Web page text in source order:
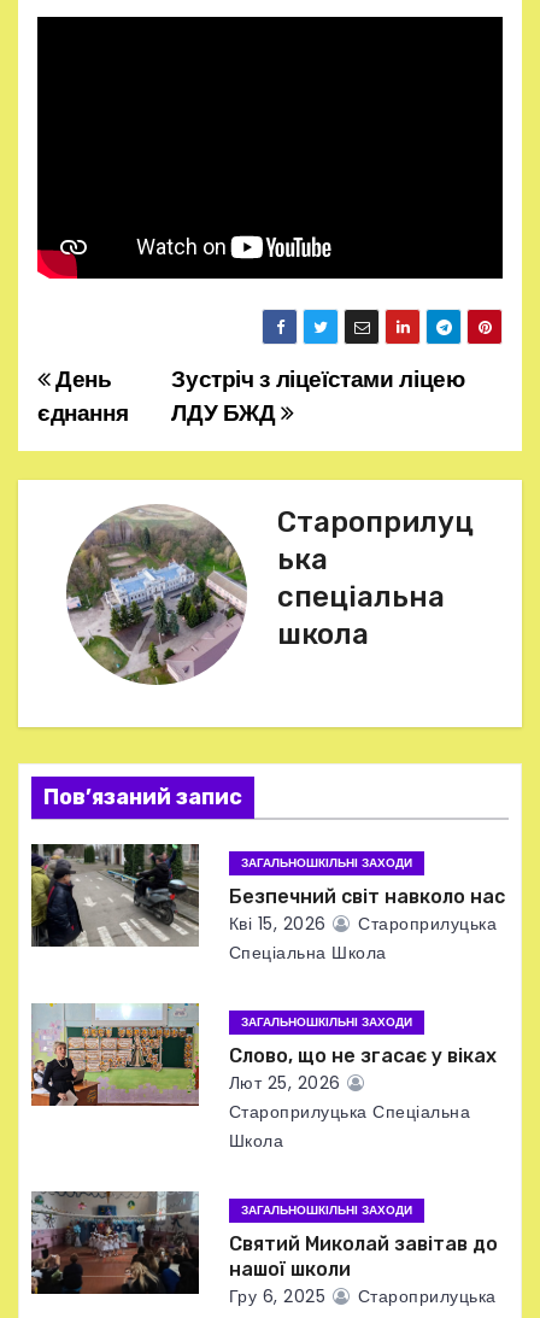
Н
а
в
і
я
з
а
п
и
с
і
Зустріч з ліцеїстами ліцею
ЛДУ БЖД
День
єднання
Староприлуц
ька
спеціальна
школа
Пов’язаний запис
ЗАГАЛЬНОШКІЛЬНІ ЗАХОДИ
Безпечний світ навколо нас
Кві 15, 2026
Староприлуцька
Спеціальна Школа
ЗАГАЛЬНОШКІЛЬНІ ЗАХОДИ
Слово, що не згасає у віках
Лют 25, 2026
Староприлуцька Спеціальна
Школа
ЗАГАЛЬНОШКІЛЬНІ ЗАХОДИ
Святий Миколай завітав до
нашої школи
Гру 6, 2025
Староприлуцька